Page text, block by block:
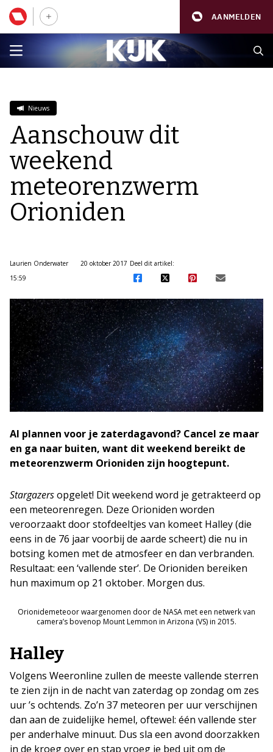
AANMELDEN
Nieuws
Aanschouw dit
weekend
meteorenzwerm
Orioniden
Laurien Onderwater
20 oktober 2017
15:59
Deel dit artikel:
Al plannen voor je zaterdagavond? Cancel ze maar
en ga naar buiten, want dit weekend bereikt de
meteorenzwerm Orioniden zijn hoogtepunt.
Stargazersopgelet! Dit weekend word je getrakteerd op
een meteorenregen. Deze Orioniden worden
veroorzaakt door stofdeeltjes van komeet Halley (die
eens in de 76 jaar voorbij de aarde scheert) die nu in
botsing komen met de atmosfeer en dan verbranden.
Resultaat: een ‘vallende ster’. De Orioniden bereiken
hun maximum op 21 oktober. Morgen dus.
Orionidemeteoor waargenomen door de NASA met een netwerk van
camera’s bovenop Mount Lemmon in Arizona (VS) in 2015.
Halley
Volgens Weeronline zullen de meeste vallende sterren
te zien zijn in de nacht van zaterdag op zondag om zes
uur ’s ochtends. Zo’n 37 meteoren per uur verschijnen
dan aan de zuidelijke hemel, oftewel: één vallende ster
per anderhalve minuut. Dus sla een avond doorzakken
in de kroeg over en stap vroeg je bed uit om de